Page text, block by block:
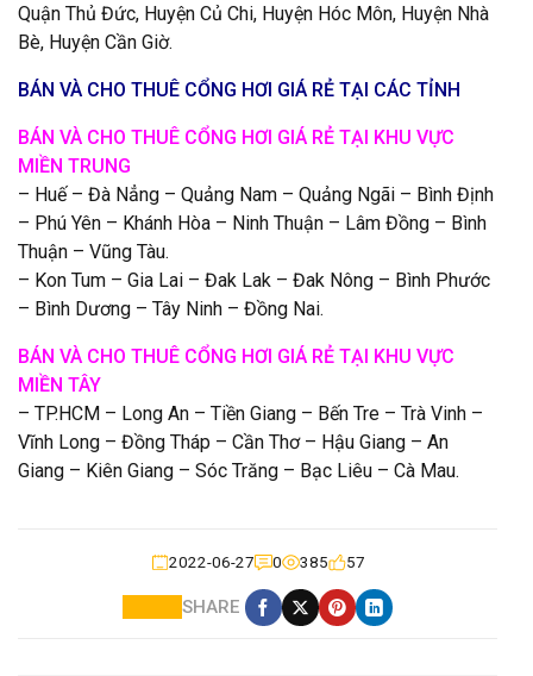
Quận Thủ Đức, Huyện Củ Chi, Huyện Hóc Môn, Huyện Nhà
Bè, Huyện Cần Giờ.
BÁN VÀ CHO THUÊ CỔNG HƠI GIÁ RẺ TẠI CÁC TỈNH
BÁN VÀ CHO THUÊ CỔNG HƠI GIÁ RẺ TẠI KHU VỰC
MIỀN TRUNG
– Huế – Đà Nẳng – Quảng Nam – Quảng Ngãi – Bình Định
– Phú Yên – Khánh Hòa – Ninh Thuận – Lâm Đồng – Bình
Thuận – Vũng Tàu.
– Kon Tum – Gia Lai – Đak Lak – Đak Nông – Bình Phước
– Bình Dương – Tây Ninh – Đồng Nai.
BÁN VÀ CHO THUÊ CỔNG HƠI GIÁ RẺ TẠI KHU VỰC
MIỀN TÂY
– TP.HCM – Long An – Tiền Giang – Bến Tre – Trà Vinh –
Vĩnh Long – Đồng Tháp – Cần Thơ – Hậu Giang – An
Giang – Kiên Giang – Sóc Trăng – Bạc Liêu – Cà Mau.
2022-06-27 0 385 57
SHARE